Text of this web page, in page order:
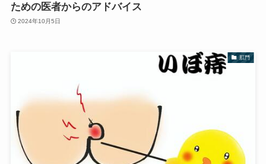
ための医者からのアドバイス
2024年10月5日
肛門